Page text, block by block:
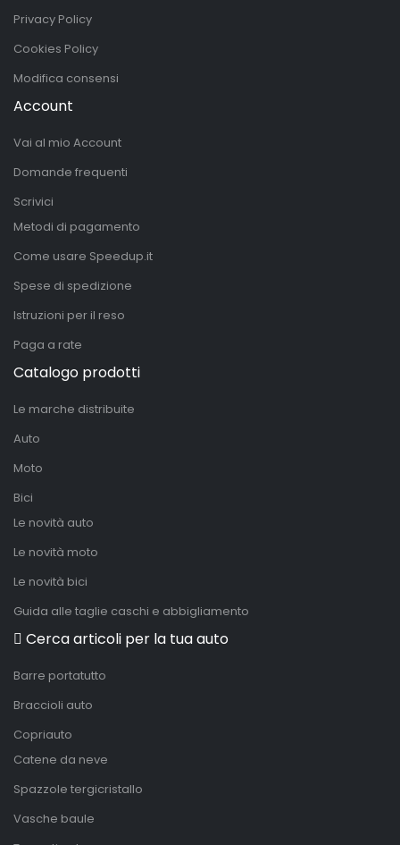
Privacy Policy
Cookies Policy
Modifica consensi
Account
Vai al mio Account
Domande frequenti
Scrivici
Metodi di pagamento
Come usare Speedup.it
Spese di spedizione
Istruzioni per il reso
Paga a rate
Catalogo prodotti
Le marche distribuite
Auto
Moto
Bici
Le novità auto
Le novità moto
Le novità bici
Guida alle taglie caschi e abbigliamento
Cerca articoli per la tua auto
Barre portatutto
Braccioli auto
Copriauto
Catene da neve
Spazzole tergicristallo
Vasche baule